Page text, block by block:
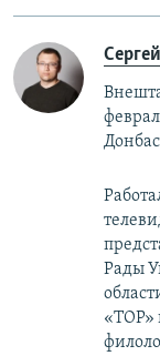
Рады
«ТОР»